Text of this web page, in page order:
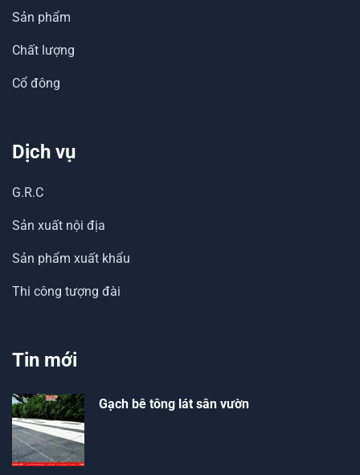
Sản phẩm
Chất lượng
Cổ đông
Dịch vụ
G.R.C
Sản xuất nội địa
Sản phẩm xuất khẩu
Thi công tượng đài
Tin mới
Gạch bê tông lát sân vườn